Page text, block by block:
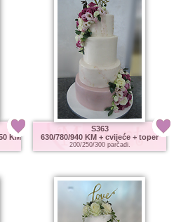
KM
S363
630/780/940 KM + cvijeće + toper
200/250/300 parčadi.